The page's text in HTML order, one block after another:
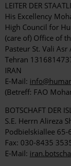
LEITER DER
His Excellency
High Council for
(care of) Office of
Pasteur St. Vali
Tehran
IRAN
E-Mail:
(Betreff: FAO
BOTSCHAFT DER
S.E. Herrn Alireza
Podbielskiallee
Fax: 030-8435
E-Mail: